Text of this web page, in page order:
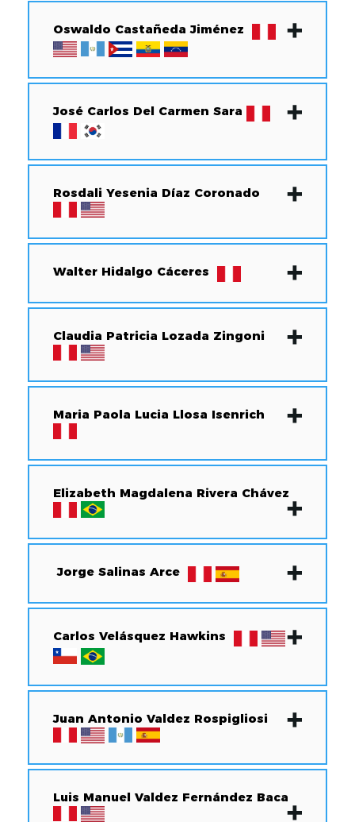
Oswaldo Castañeda Jiménez
José Carlos Del Carmen Sara
Rosdali Yesenia Díaz Coronado
Walter Hidalgo Cáceres
Claudia Patricia Lozada Zingoni
Maria Paola Lucia Llosa Isenrich
Elizabeth Magdalena Rivera Chávez
Jorge Salinas Arce
Carlos Velásquez Hawkins
Juan Antonio Valdez Rospigliosi
Luis Manuel Valdez Fernández Baca